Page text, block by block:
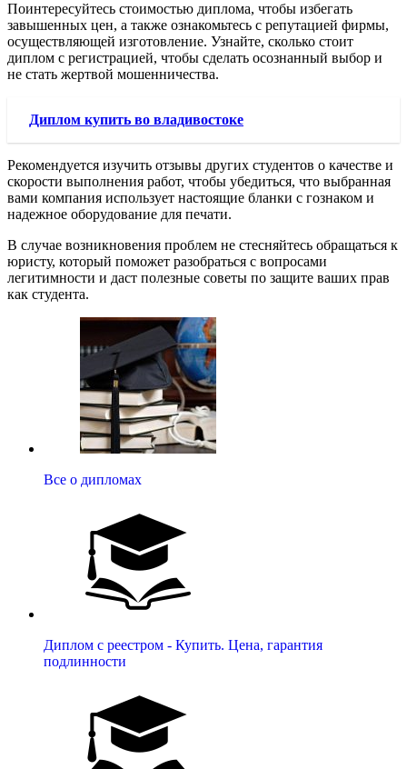
Поинтересуйтесь стоимостью диплома, чтобы избегать
завышенных цен, а также ознакомьтесь с репутацией фирмы,
осуществляющей изготовление. Узнайте, сколько стоит
диплом с регистрацией, чтобы сделать осознанный выбор и
не стать жертвой мошенничества.
Диплом купить во владивостоке
Рекомендуется изучить отзывы других студентов о качестве и
скорости выполнения работ, чтобы убедиться, что выбранная
вами компания использует настоящие бланки с гознаком и
надежное оборудование для печати.
В случае возникновения проблем не стесняйтесь обращаться к
юристу, который поможет разобраться с вопросами
легитимности и даст полезные советы по защите ваших прав
как студента.
Все о дипломах
Диплом с реестром - Купить. Цена, гарантия
подлинности